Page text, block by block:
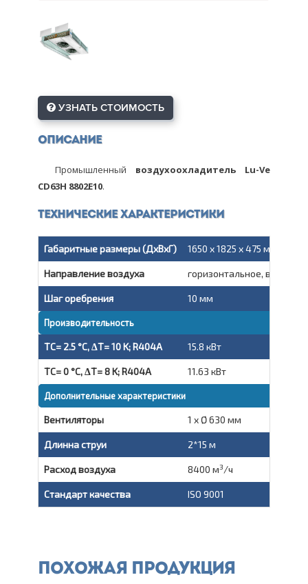
УЗНАТЬ СТОИМОСТЬ
Описание
Промышленный воздухоохладитель Lu-Ve
CD63H 8802E10.
Технические характеристики
Габаритные размеры (ДxВxГ) 1650 x 1825 x 475 мм
Направление воздуха горизонтальное,
Шаг оребрения 10 мм
Производительность
TC= 2.5 °C, ΔT= 10 K; R404A 15.8 кВт
TC= 0 °C, ΔT= 8 K; R404A 11.63 кВт
Дополнительные характеристики
Вентиляторы 1 x Ø 630 мм
Длинна струи 2*15 м
Расход воздуха 8400 м3/ч
Стандарт качества ISO 9001
Похожая продукция